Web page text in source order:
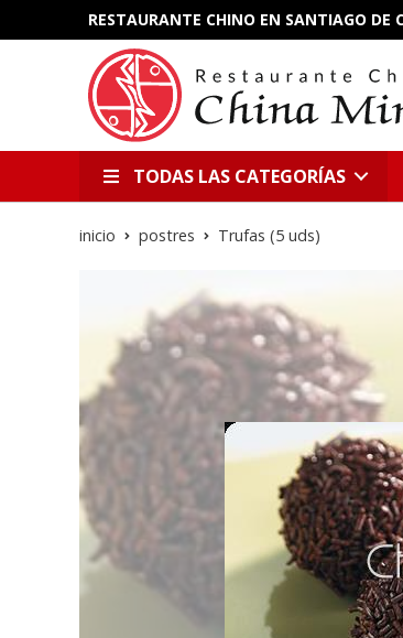
RESTAURANTE CHINO EN SANTIAGO DE
TODAS LAS CATEGORÍAS
inicio postres Trufas (5 uds)